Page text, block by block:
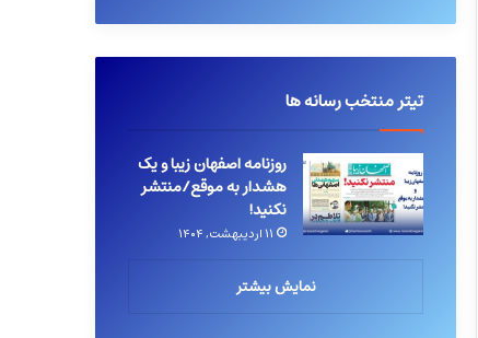
تیتر منتخب رسانه ها
روزنامه اصفهان زیبا و یک
هشدار به موقع/منتشر
نکنید!
۱۱ اردیبهشت, ۱۴۰۴
نمایش بیشتر